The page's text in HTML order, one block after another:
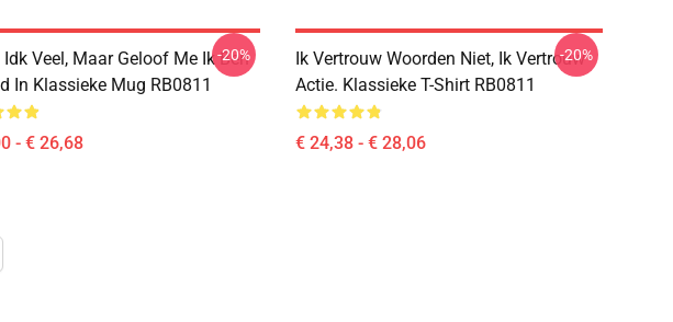
Idk Veel, Maar Geloof Me Ik Ben
In Klassieke Mug RB0811
- € 26,68
-20%
Ik Vertrouw Woorden Niet, Ik Vertrouw
Actie. Klassieke T-Shirt RB0811
€ 24,38 - € 28,06
-20%